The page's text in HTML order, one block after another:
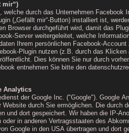
mir“)
durch das Unternehmen
(„Gefällt mir“-Button) installiert ist,
Browser durchgeführt wird, damit das
Server weitergeleitet, welche
Ihrem persönlichen Facebook-Account
Plugin nutzen (z.B. durch das
Dies können Sie nur durch
entnehmen Sie bitte den
Analytics
der Google Inc. ("Google"). Google
durch Sie ermöglichen. Die
und dort gespeichert. Wir haben die IP-
in anderen Vertragsstaaten des
Google in den USA übertragen und